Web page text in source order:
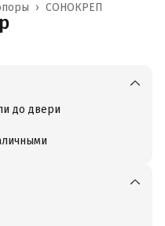
СОНОКРЕП
›
до двери